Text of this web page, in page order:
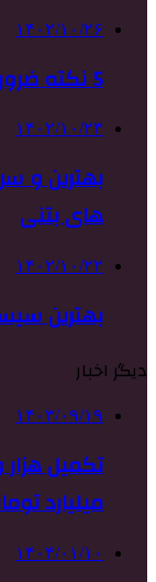
۱۴۰۲/۱۰/۲۶
5 نکته ضروری برای نگهداری حیوان خانگی
۱۴۰۲/۱۰/۲۳
بهترین و
های بتنی
۱۴۰۲/۱۰/۲۲
بهترین
دیگر اخبار
۱۴۰۳/۰۹/۱۹
میلیارد
۱۴۰۴/۰۱/۱۰